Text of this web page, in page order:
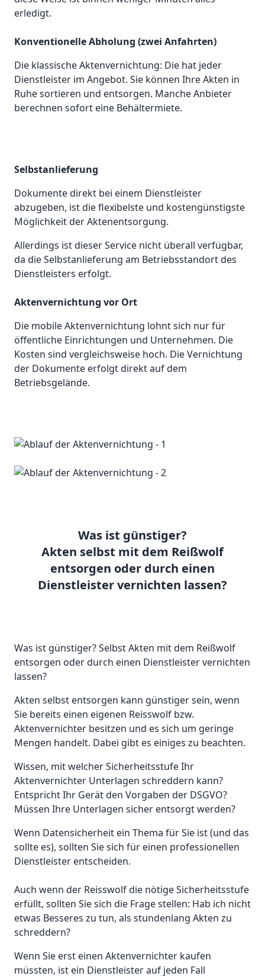
erledigt.
Konventionelle Abholung (zwei Anfahrten)
Die klassische Aktenvernichtung: Die hat jeder
Dienstleister im Angebot. Sie können Ihre Akten in
Ruhe sortieren und entsorgen. Manche Anbieter
berechnen sofort eine Behältermiete.
Selbstanlieferung
Dokumente direkt bei einem Dienstleister
abzugeben, ist die flexibelste und kostengünstigste
Möglichkeit der Aktenentsorgung.
Allerdings ist dieser Service nicht überall verfügbar,
da die Selbstanlieferung am Betriebsstandort des
Dienstleisters erfolgt.
Aktenvernichtung vor Ort
Die mobile Aktenvernichtung lohnt sich nur für
öffentliche Einrichtungen und Unternehmen. Die
Kosten sind vergleichsweise hoch. Die Vernichtung
der Dokumente erfolgt direkt auf dem
Betriebsgelände.
Was ist günstiger?
Akten selbst mit dem Reißwolf
entsorgen oder durch einen
Dienstleister vernichten lassen?
Was ist günstiger? Selbst Akten mit dem Reißwolf
entsorgen oder durch einen Dienstleister vernichten
lassen?
Akten selbst entsorgen kann günstiger sein, wenn
Sie bereits einen eigenen Reisswolf bzw.
Aktenvernichter besitzen und es sich um geringe
Mengen handelt. Dabei gibt es einiges zu beachten.
Wissen, mit welcher Sicherheitsstufe Ihr
Aktenvernichter Unterlagen schreddern kann?
Entspricht Ihr Gerät den Vorgaben der DSGVO?
Müssen Ihre Unterlagen sicher entsorgt werden?
Wenn Datensicherheit ein Thema für Sie ist (und das
sollte es), sollten Sie sich für einen professionellen
Dienstleister entscheiden.
Auch wenn der Reisswolf die nötige Sicherheitsstufe
erfüllt, sollten Sie sich die Frage stellen: Hab ich nicht
etwas Besseres zu tun, als stundenlang Akten zu
schreddern?
Wenn Sie erst einen Aktenvernichter kaufen
müssten, ist ein Dienstleister auf jeden Fall